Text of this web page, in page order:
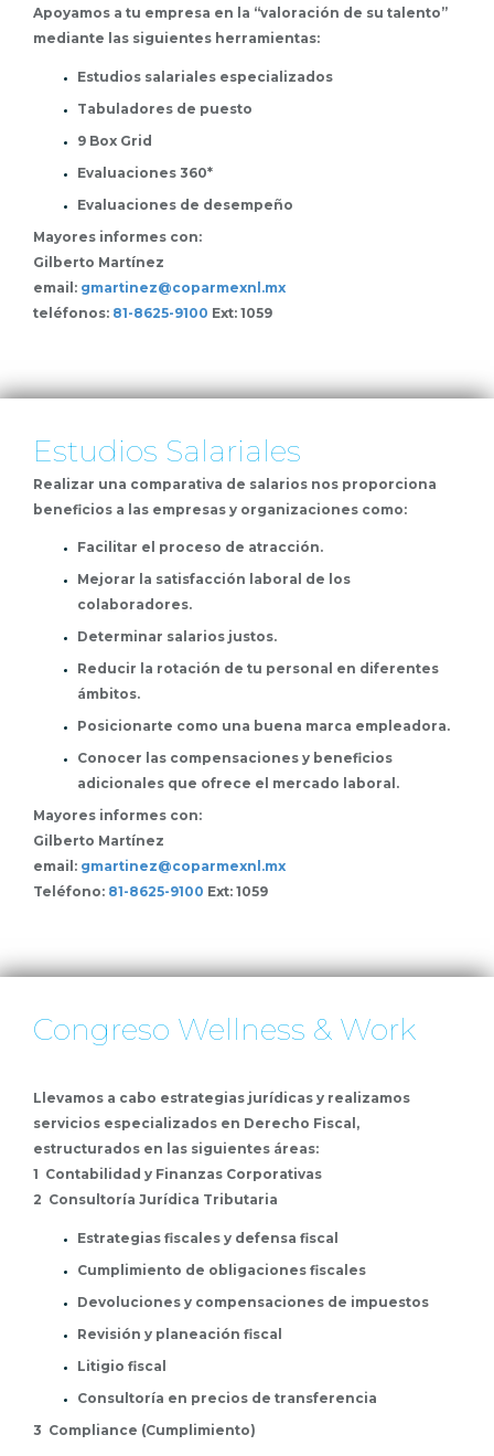
Apoyamos a tu empresa en la “valoración de su talento”
mediante las siguientes herramientas:
Estudios salariales especializados
Tabuladores de puesto
9 Box Grid
Evaluaciones 360*
Evaluaciones de desempeño
Mayores informes con:
Gilberto Martínez
email: gmartinez@coparmexnl.mx
teléfonos: 81-8625-9100 Ext: 1059
Estudios Salariales
Realizar una comparativa de salarios nos proporciona
beneficios a las empresas y organizaciones como:
Facilitar el proceso de atracción.
Mejorar la satisfacción laboral de los
colaboradores.
Determinar salarios justos.
Reducir la rotación de tu personal en diferentes
ámbitos.
Posicionarte como una buena marca empleadora.
Conocer las compensaciones y beneficios
adicionales que ofrece el mercado laboral.
Mayores informes con:
Gilberto Martínez
email: gmartinez@coparmexnl.mx
Teléfono: 81-8625-9100 Ext: 1059
Congreso Wellness & Work
Llevamos a cabo estrategias jurídicas y realizamos
servicios especializados en Derecho Fiscal,
estructurados en las siguientes áreas:
1 Contabilidad y Finanzas Corporativas
2 Consultoría Jurídica Tributaria
Estrategias fiscales y defensa fiscal
Cumplimiento de obligaciones fiscales
Devoluciones y compensaciones de impuestos
Revisión y planeación fiscal
Litigio fiscal
Consultoría en precios de transferencia
3 Compliance (Cumplimiento)